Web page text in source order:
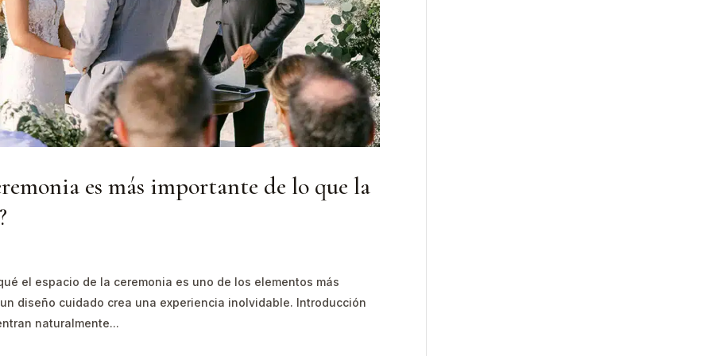
es más importante de lo que la
qué el espacio de la ceremonia es uno de los elementos más
diseño cuidado crea una experiencia inolvidable. Introducción
naturalmente...